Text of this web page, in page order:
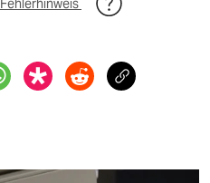
Fehlerhinweis